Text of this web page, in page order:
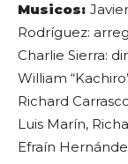
Musicos:
Rodríguez:
Charlie Sierra:
William
Richard
Luis Marín,
Efraín